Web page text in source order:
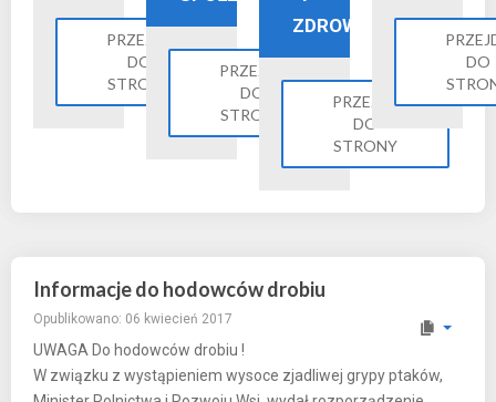
PRZEJDŹ
DO
STRONY
PRZEJDŹ
DO
STRONY
ZDROWIE
PRZEJDŹ
DO
STRONY
DO
Informacje do hodowców drobiu
Opublikowano: 06 kwiecień 2017
UWAGA Do hodowców drobiu !
W związku z wystąpieniem wysoce zjadliwej grypy ptaków,